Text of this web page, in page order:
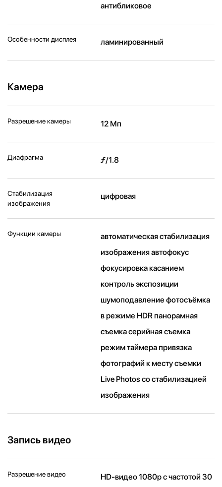
антибликовое
Особенности дисплея ламинированный
Камера
Разрешение камеры 12 Мп
Диафрагма ƒ/1.8
Стабилизация
изображения
цифровая
Функции камеры
автоматическая стабилизация
изображения автофокус
фокусировка касанием
контроль экспозиции
шумоподавление фотосъёмка
в режиме HDR панорамная
съемка серийная съемка
режим таймера привязка
фотографий к месту съемки
Live Photos со стабили­зацией
изображения
Запись видео
Разрешение видео
HD-видео 1080p с частотой 30